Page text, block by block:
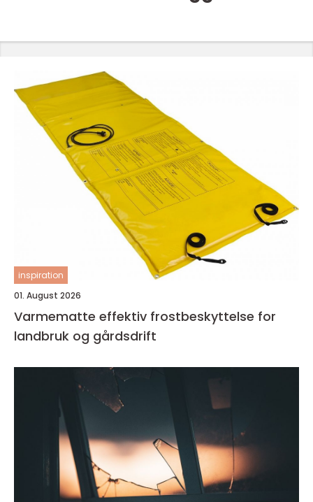
inspiration
01. August 2026
Varmematte effektiv frostbeskyttelse for
landbruk og gårdsdrift